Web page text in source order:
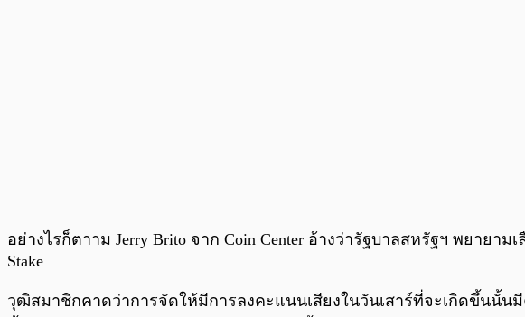
อย่างไรก็ตาาม Jerry Brito จาก Coin Center อ้างว่ารัฐบาลสหรัฐฯ พยา
Stake
วุฒิสมาชิกคาดว่าการจัดให้มีการลงคะแนนเสียงในวันเสาร์ที่จะเกิดขึ้นนั้น